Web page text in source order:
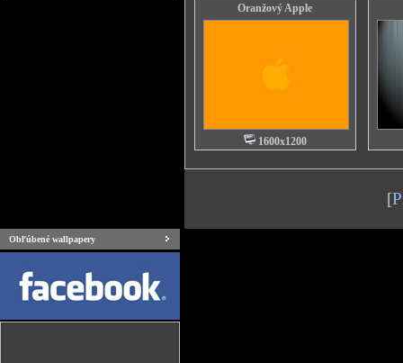
Oranžový Apple
1600x1200
[
Obľúbené wallpapery